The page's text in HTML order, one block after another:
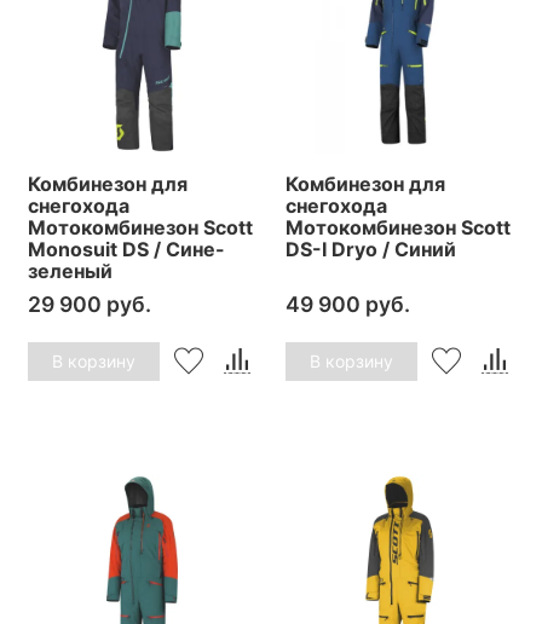
Комбинезон для
снегохода
Мотокомбинезон Scott
Monosuit DS / Сине-
зеленый
29 900 руб.
В корзину
Комбинезон для
снегохода
Мотокомбинезон Scott
DS-I Dryo / Синий
49 900 руб.
В корзину